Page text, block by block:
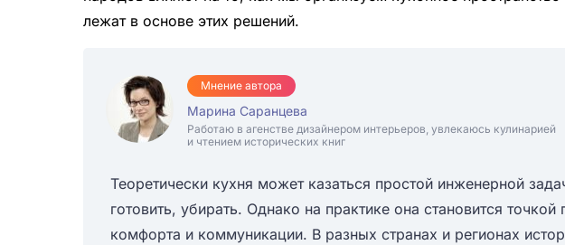
лежат в основе этих решений.
Мнение автора
Марина Саранцева
Работаю в агенстве дизайнером интерьеров, увлекаюсь кулинарией
и чтением исторических книг
Теоретически кухня может казаться простой инженерной
готовить, убирать. Однако на практике она становится точкой
комфорта и коммуникации. В разных странах и регионах